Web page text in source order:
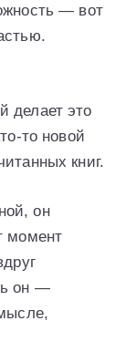
— вот
делает это
то новой
книг.
он
момент
он —